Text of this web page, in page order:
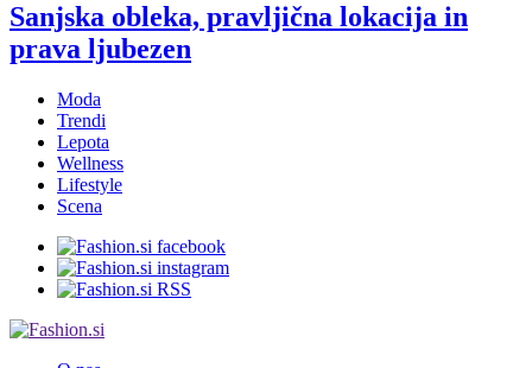
Sanjska obleka, pravljična lokacija in
prava ljubezen
Moda
Trendi
Lepota
Wellness
Lifestyle
Scena